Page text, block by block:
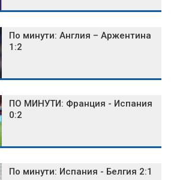
По минути: Англия – Аржентина
1:2
ПО МИНУТИ: Франция - Испания
0:2
По минути: Испания - Белгия 2:1